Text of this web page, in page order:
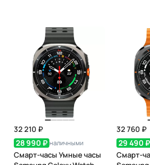
32 210 ₽
28 990 ₽ наличными
Смарт-часы Умные часы
32 760 ₽
29 490 ₽
Смарт-